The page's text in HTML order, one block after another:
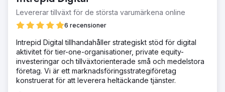
Levererar tillväxt för de största varumärkena online
6 recensioner
Intrepid Digital tillhandahåller strategiskt stöd för digital
aktivitet för tier-one-organisationer, private equity-
investeringar och tillväxtorienterade små och medelstora
företag. Vi är ett marknadsföringsstrategiföretag
konstruerat för att leverera heltäckande tjänster.